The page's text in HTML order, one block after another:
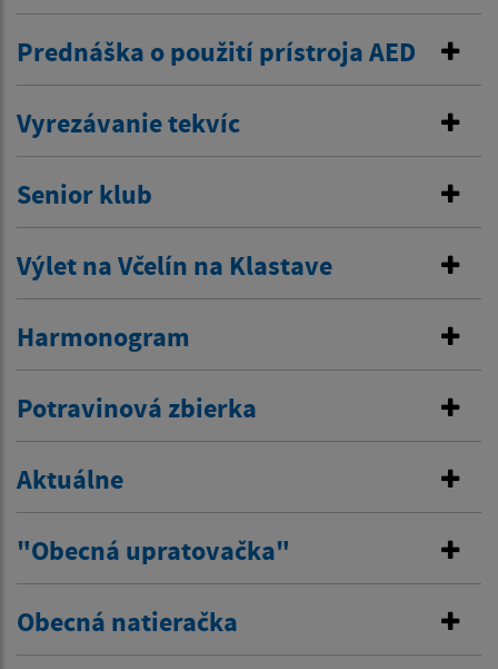
Prednáška o použití prístroja AED
Vyrezávanie tekvíc
Senior klub
Výlet na Včelín na Klastave
Harmonogram
Potravinová zbierka
Aktuálne
"Obecná upratovačka"
Obecná natieračka